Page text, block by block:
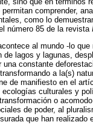
comprender,
como lo
número 85 de la revista
al mundo -lo
lagos y lagunas,
constante
a la(s)
de manifiesto en el
culturales y
o
de poder, al
que han realizado